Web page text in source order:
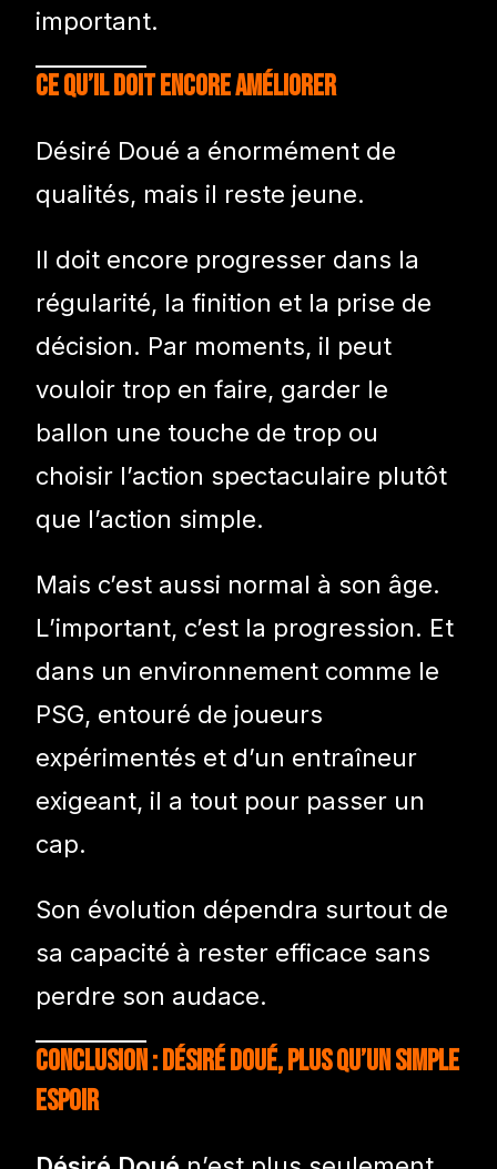
important.
Ce qu’il doit encore améliorer
Désiré Doué a énormément de
qualités, mais il reste jeune.
Il doit encore progresser dans la
régularité, la finition et la prise de
décision. Par moments, il peut
vouloir trop en faire, garder le
ballon une touche de trop ou
choisir l’action spectaculaire plutôt
que l’action simple.
Mais c’est aussi normal à son âge.
L’important, c’est la progression. Et
dans un environnement comme le
PSG, entouré de joueurs
expérimentés et d’un entraîneur
exigeant, il a tout pour passer un
cap.
Son évolution dépendra surtout de
sa capacité à rester efficace sans
perdre son audace.
Conclusion : Désiré Doué, plus qu’un simple
espoir